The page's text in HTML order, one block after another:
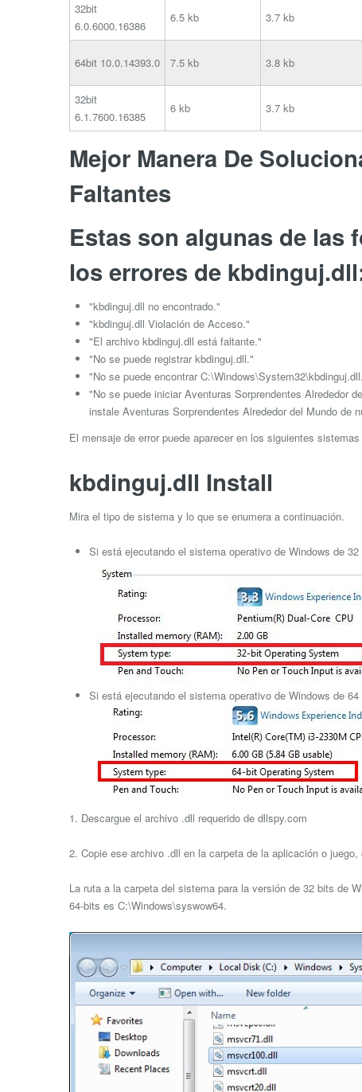
32bit
6.0.6000.16386
6.5 kb 3.7 kb
64bit 10.0.14393.0 7.5 kb 3.8 kb
32bit
6.1.7600.16385
6 kb 3.7 kb
Mejor Manera De
Faltantes
Estas son algunas de las
los errores de
"kbdinguj.dll no encontrado."
"kbdinguj.dll Violación de Acceso."
"El archivo kbdinguj.dll está faltante."
"No se puede registrar kbdinguj.dll."
"No se puede encontrar
"No se puede iniciar Aventuras Sorprendentes Alrededor
instale Aventuras Sorprendentes Alrededor del Mundo de
El mensaje de error puede aparecer en los siguientes
kbdinguj.dll Install
Mira el tipo de sistema y lo que se enumera a continuación.
Si está ejecutando el sistema operativo de Windows de
Si está ejecutando el sistema operativo de Windows de
1. Descargue el archivo .dll requerido de dllspy.com
2. Copie ese archivo .dll en la carpeta de la aplicación o
La ruta a la carpeta del sistema para la versión de 32 bits de
64-bits es C:\Windows\syswow64.